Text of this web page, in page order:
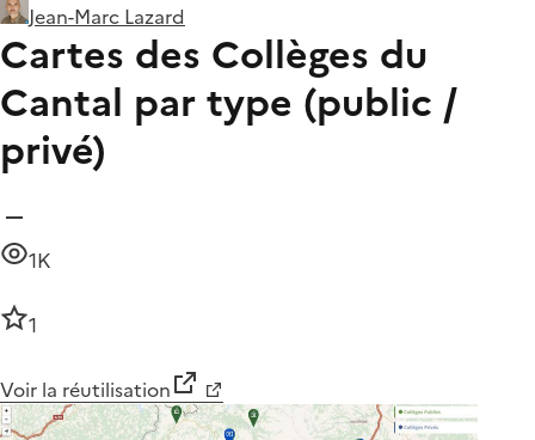
Jean-Marc Lazard
Cartes des Collèges du
Cantal par type (public /
privé)
1K
1
Voir la réutilisation